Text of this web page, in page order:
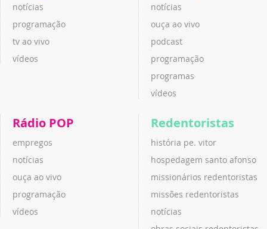
notícias
programação
tv ao vivo
vídeos
notícias
ouça ao vivo
podcast
programação
programas
vídeos
Rádio POP
empregos
notícias
ouça ao vivo
programação
vídeos
Redentoristas
história pe. vitor
hospedagem santo afonso
missionários redentoristas
missões redentoristas
notícias